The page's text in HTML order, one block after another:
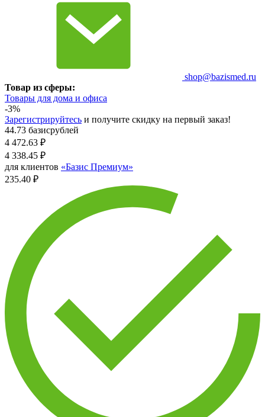
shop@bazismed.ru
Товар из сферы:
Товары для дома и офиса
-3%
Зарегистрируйтесь и получите скидку на первый заказ!
44.73 базисрублей
4 472.63 ₽
4 338.45 ₽
для клиентов «Базис Премиум»
235.40 ₽